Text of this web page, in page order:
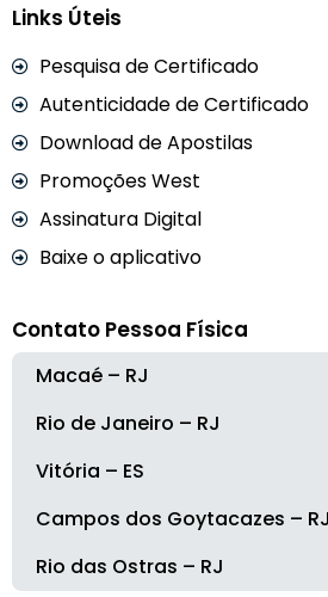
Links Úteis
Pesquisa de Certificado
Autenticidade de Certificado
Download de Apostilas
Promoções West
Assinatura Digital
Baixe o aplicativo
Contato Pessoa Física
Macaé – RJ
Rio de Janeiro – RJ
Vitória – ES
Campos dos Goytacazes – RJ
Rio das Ostras – RJ